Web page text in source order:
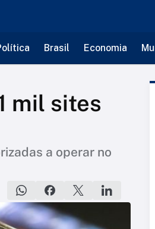
Brasil Economia
mil sites
a operar no